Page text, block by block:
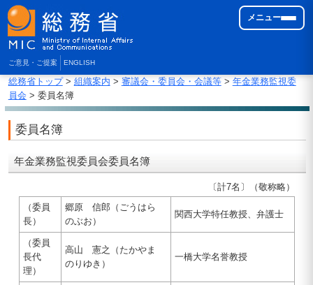
ご意見・ご提案 ENGLISH
メニュー
総務省トップ> 組織案内 > 審議会・委員会・会議等> 年金業務監視委
員会 > 委員名簿
委員名簿
年金業務監視委員会委員名簿
〔計7名〕（敬称略）
（委員
長）
郷原 信郎（ごうはら
のぶお）
関西大学特任教授、弁護士
（委員
長代
理）
高山 憲之（たかやま
のりゆき）
一橋大学名誉教授